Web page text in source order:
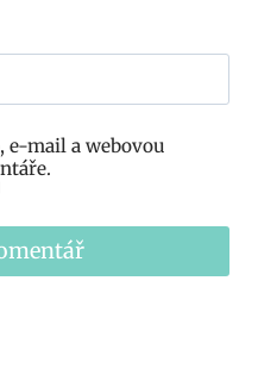
e-mail a webovou